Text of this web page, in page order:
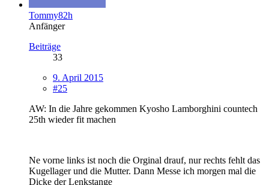
Tommy82h
Anfänger
Beiträge
33
9. April 2015
#25
AW: In die Jahre gekommen Kyosho Lamborghini countech
25th wieder fit machen
Ne vorne links ist noch die Orginal drauf, nur rechts fehlt das
Kugellager und die Mutter. Dann Messe ich morgen mal die
Dicke der Lenkstange